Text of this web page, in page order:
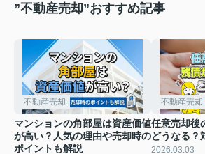
”不動産売却”おすすめ記事
不動産売却
マンションの角部屋は資産価値
が高い？人気の理由や売却時の
ポイントも解説
不動産売却
任意売却後
どうなる？
2026.03.03